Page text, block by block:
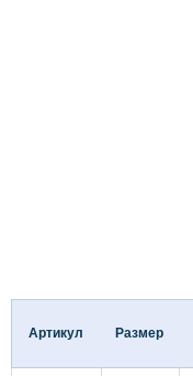
Артикул Размер